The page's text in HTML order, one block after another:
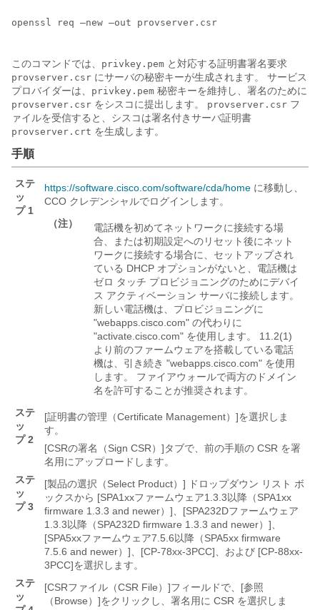
openssl req –new –out provserver.csr
このコマンドでは、 privkey.pem と対応する証明書署名要求
provserver.csr にサーバの秘密キーが生成されます。 サービス
プロバイダーは、 privkey.pem 秘密キーを維持し、署名のために
provserver.csr をシスコに提出します。 provserver.csr フ
ァイルを受信すると、シスコは署名付きサーバ証明書
provserver.crt を生成します。
手順
ステ
ッ
プ 1
https://software.cisco.com/software/cda/home に移動し、
CCO クレデンシャルでログインします。
（注）
電話機を初めてネットワークに接続する場
合、または初期設定へのリセット後にネット
ワークに接続する場合に、セットアップされ
ている DHCP オプションがないと、電話機は
ゼロ タッチ プロビジョニングのためにデバイ
ス アクティベーション サーバに接続します。
新しい電話機は、プロビジョニングに
"webapps.cisco.com" の代わりに
"activate.cisco.com" を使用します。 11.2(1)
より前のファームウェアを搭載している電話
機は、引き続き "webapps.cisco.com" を使用
します。 ファイアウォールで両方のドメイン
名を許可することが推奨されます。
ステ
ッ
プ 2
[証明書の管理（Certificate Management）]を選択しま
す。
[CSRの署名（Sign CSR）]タブで、前の手順の CSR を署
名用にアップロードします。
ステ
ッ
プ 3
[製品の選択（Select Product）] ドロップダウン リスト ボ
ックスから [SPA1xxファームウェア1.3.3以降（SPA1xx
firmware 1.3.3 and newer）]、[SPA232Dファームウェア
1.3.3以降（SPA232D firmware 1.3.3 and newer）]、
[SPA5xxファームウェア7.5.6以降（SPA5xx firmware
7.5.6 and newer）]、[CP-78xx-3PCC]、および [CP-88xx-
3PCC]を選択します。
ステ
ッ
[CSRファイル（CSR File）]フィールドで、[参照
（Browse）]をクリックし、署名用に CSR を選択しま